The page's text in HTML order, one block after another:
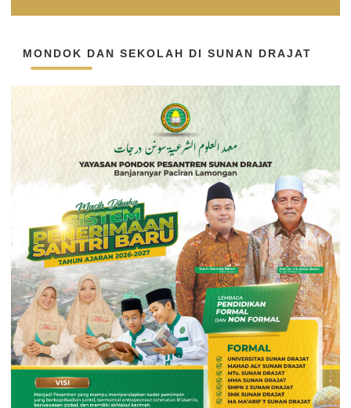
MONDOK DAN SEKOLAH DI SUNAN DRAJAT